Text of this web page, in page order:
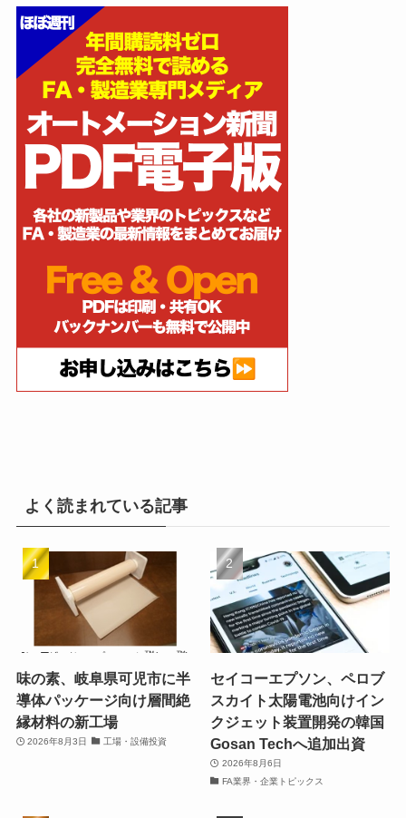
よく読まれている記事
味の素、岐阜県可児市に半
導体パッケージ向け層間絶
縁材料の新工場
2026年8月3日 工場・設備投資
セイコーエプソン、ペロブ
スカイト太陽電池向けイン
クジェット装置開発の韓国
Gosan Techへ追加出資
2026年8月6日
FA業界・企業トピックス